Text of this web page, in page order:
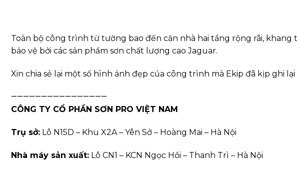
Toàn bộ công trình từ tường bao đến căn nhà hai tầng rộng rãi, khang
bảo vệ bởi các sản phẩm sơn chất lượng cao Jaguar.
Xin chia sẻ lại một số hình ảnh đẹp của công trình mà Ekip đã kịp ghi
————————————————
CÔNG TY CỔ PHẦN SƠN PRO VIỆT NAM
Trụ sở: Lô N15D – Khu X2A – Yên Sở – Hoàng Mai – Hà Nội
Nhà máy sản xuất: Lô CN1 – KCN Ngọc Hồi – Thanh Trì – Hà Nội